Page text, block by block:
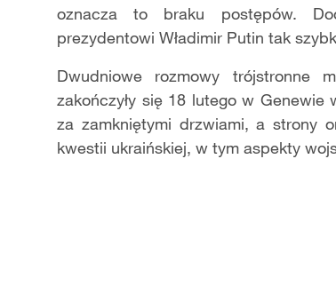
oznacza to braku postępów.
prezydentowi Władimir Putin tak
Dwudniowe rozmowy trójstronne
zakończyły się 18 lutego w Genewie
za zamkniętymi drzwiami, a strony
kwestii ukraińskiej, w tym aspekty